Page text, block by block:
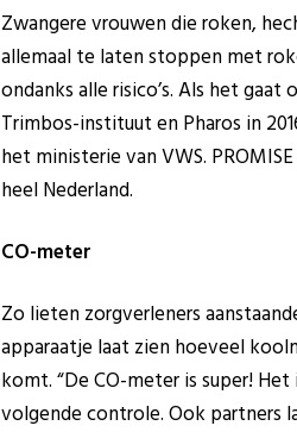
Zwangere vrouwen die roken,
allemaal te laten stoppen met
ondanks alle risico’s. Als het
Trimbos-instituut en Pharos in
het ministerie van VWS.
heel Nederland.
CO-meter
Zo lieten zorgverleners
apparaatje laat zien hoeveel
komt. “De CO-meter is super!
volgende controle. Ook partners